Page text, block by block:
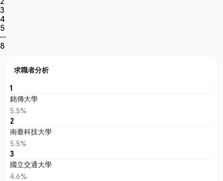
3
4
5
···
8
求職者分析
1
銘傳大學
5.5%
2
南臺科技大學
5.5%
3
國立交通大學
4.6%